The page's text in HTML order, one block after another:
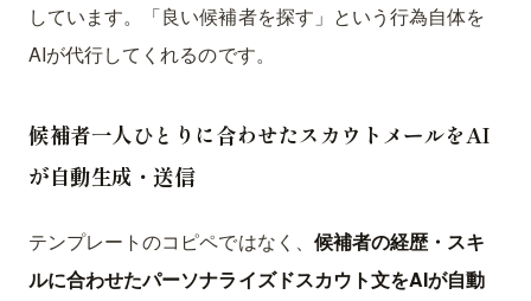
しています。「良い候補者を探す」という行為自体を
AIが代行してくれるのです。
候補者一人ひとりに合わせたスカウトメールをAI
が自動生成・送信
テンプレートのコピペではなく、 候補者の経歴・スキ
ルに合わせたパーソナライズドスカウト文をAIが自動